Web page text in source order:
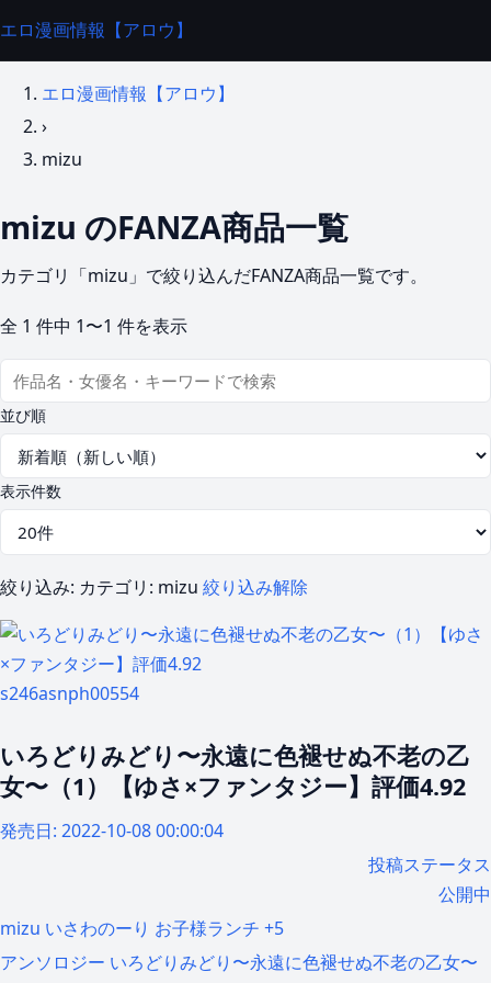
エロ漫画情報【アロウ】
エロ漫画情報【アロウ】
›
mizu
mizu のFANZA商品一覧
カテゴリ「mizu」で絞り込んだFANZA商品一覧です。
全 1 件中 1〜1 件を表示
並び順
表示件数
絞り込み: カテゴリ: mizu 絞り込み解除
s246asnph00554
いろどりみどり〜永遠に色褪せぬ不老の乙
女〜（1）【ゆさ×ファンタジー】評価4.92
発売日: 2022-10-08 00:00:04
投稿ステータス
公開中
mizu いさわのーり お子様ランチ +5
アンソロジー いろどりみどり〜永遠に色褪せぬ不老の乙女〜